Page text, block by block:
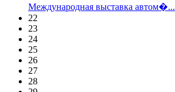
Международная выставка автом�...
22
23
24
25
26
27
28